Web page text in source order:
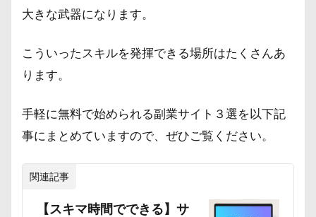
大きな武器になります。
こういったスキルを発揮できる場所はたくさんあ
ります。
手軽に無料で始められる副業サイト３選を以下記
事にまとめていますので、ぜひご覧ください。
関連記事
【スキマ時間でできる】サ